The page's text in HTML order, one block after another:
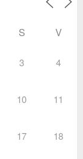
S V
3 4
10 11
17 18